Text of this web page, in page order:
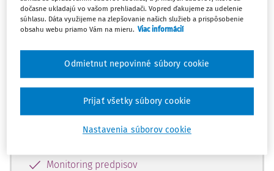
dostupný predplatiteľom portálu.
obsahu a získajte prístup na 10 dní
zdarma, stačí sa len zaregistrovať.
Vďaka registrácii získate prístup aj k
vybranému obsahu:
Monitoring predpisov
dočasne ukladajú vo vašom prehliadači. Vopred ďakujeme za udelenie
súhlasu. Dáta využijeme na zlepšovanie našich služieb a prispôsobenie
obsahu webu priamo Vám na mieru. Viac informácií
Nastavenia súborov cookie
Odmietnut nepovinné súbory cookie
Prijať všetky súbory cookie